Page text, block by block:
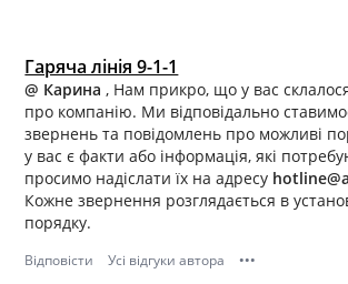
Гаряча лінія 9-1-1
@ Карина , Нам прикро, що у вас
про компанію. Ми відповідально
звернень та повідомлень про можливі
у вас є факти або інформація, які
просимо надіслати їх на адресу
Кожне звернення розглядається в
порядку.
Відповісти Усі відгуки автора •••